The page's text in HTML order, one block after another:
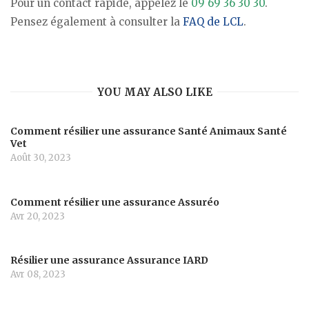
Pour un contact rapide, appelez le 09 69 36 30 30.
Pensez également à consulter la FAQ de LCL.
YOU MAY ALSO LIKE
Comment résilier une assurance Santé Animaux Santé
Vet
Août 30, 2023
Comment résilier une assurance Assuréo
Avr 20, 2023
Résilier une assurance Assurance IARD
Avr 08, 2023